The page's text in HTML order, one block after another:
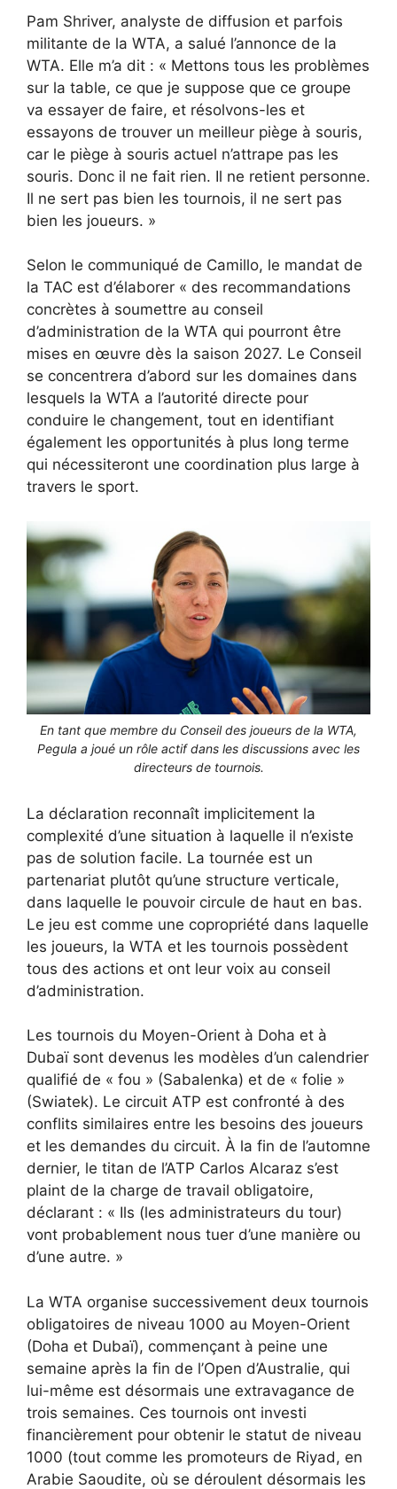
Pam Shriver, analyste de diffusion et parfois
militante de la WTA, a salué l’annonce de la
WTA. Elle m’a dit : « Mettons tous les problèmes
sur la table, ce que je suppose que ce groupe
va essayer de faire, et résolvons-les et
essayons de trouver un meilleur piège à souris,
car le piège à souris actuel n’attrape pas les
souris. Donc il ne fait rien. Il ne retient personne.
Il ne sert pas bien les tournois, il ne sert pas
bien les joueurs. »
Selon le communiqué de Camillo, le mandat de
la TAC est d’élaborer « des recommandations
concrètes à soumettre au conseil
d’administration de la WTA qui pourront être
mises en œuvre dès la saison 2027. Le Conseil
se concentrera d’abord sur les domaines dans
lesquels la WTA a l’autorité directe pour
conduire le changement, tout en identifiant
également les opportunités à plus long terme
qui nécessiteront une coordination plus large à
travers le sport.
En tant que membre du Conseil des joueurs de la WTA,
Pegula a joué un rôle actif dans les discussions avec les
directeurs de tournois.
La déclaration reconnaît implicitement la
complexité d’une situation à laquelle il n’existe
pas de solution facile. La tournée est un
partenariat plutôt qu’une structure verticale,
dans laquelle le pouvoir circule de haut en bas.
Le jeu est comme une copropriété dans laquelle
les joueurs, la WTA et les tournois possèdent
tous des actions et ont leur voix au conseil
d’administration.
Les tournois du Moyen-Orient à Doha et à
Dubaï sont devenus les modèles d’un calendrier
qualifié de « fou » (Sabalenka) et de « folie »
(Swiatek). Le circuit ATP est confronté à des
conflits similaires entre les besoins des joueurs
et les demandes du circuit. À la fin de l’automne
dernier, le titan de l’ATP Carlos Alcaraz s’est
plaint de la charge de travail obligatoire,
déclarant : « Ils (les administrateurs du tour)
vont probablement nous tuer d’une manière ou
d’une autre. »
La WTA organise successivement deux tournois
obligatoires de niveau 1000 au Moyen-Orient
(Doha et Dubaï), commençant à peine une
semaine après la fin de l’Open d’Australie, qui
lui-même est désormais une extravagance de
trois semaines. Ces tournois ont investi
financièrement pour obtenir le statut de niveau
1000 (tout comme les promoteurs de Riyad, en
Arabie Saoudite, où se déroulent désormais les